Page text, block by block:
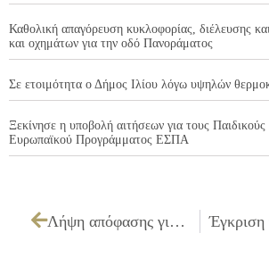
Καθολική απαγόρευση κυκλοφορίας, διέλευσης
και οχημάτων για την οδό Πανοράματος
Σε ετοιμότητα ο Δήμος Ιλίου λόγω υψηλών
Ξεκίνησε η υποβολή αιτήσεων για τους
Ευρωπαϊκού Προγράμματος ΕΣΠΑ
Λήψη απόφασης για την έγκριση της υπ΄αριθμ. ΟΙΚ 2/2012 μελέτης και του τρόπου εκτέλεσης του έργου «ΕΠΙΣΚΕΥΗ – ΣΥΝΤΗΡΗΣΗ ΚΤΙΡΙΟΥ ΕΠΙ ΤΩΝ ΟΔΩΝ ΑΓΙΟΥ ΦΑΝΟΥΡΙΟΥ – ΑΣΤΡΟΥΣ – ΟΛΥΜΠΙΑΣ – ΤΕΓΕΑΣ»